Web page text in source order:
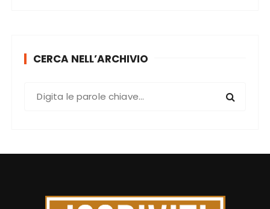
CERCA NELL’ARCHIVIO